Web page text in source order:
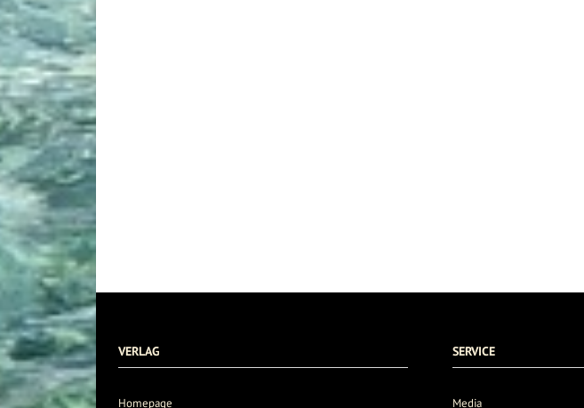
VERLAG
Homepage
SERVICE
Media